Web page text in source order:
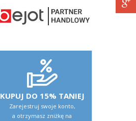
KUPUJ DO 15% TANIEJ
Zarejestruj swoje konto,
a otrzymasz zniżkę na